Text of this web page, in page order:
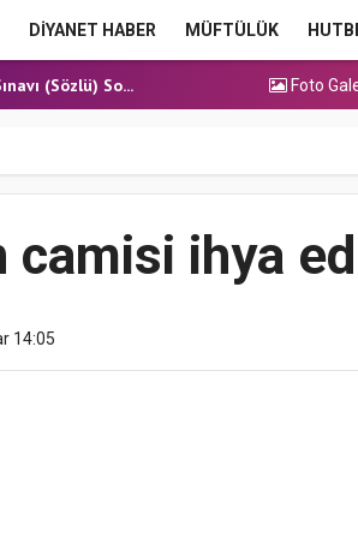
DİYANET HABER MÜFTÜLÜK
Hutbesi
Kadrolu Kur’an...
(Sözlü) So...
Hutbesi
Hutbesi
Hutbesi
Kadrolu Kur’an...
Foto
camisi ihya
14:05